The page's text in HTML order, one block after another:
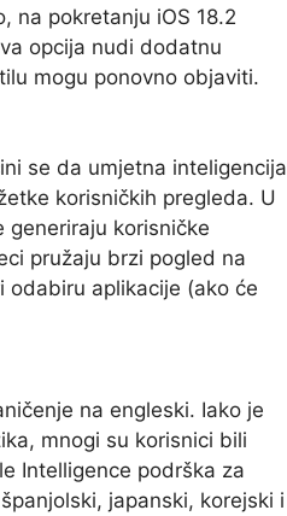
na pokretanju iOS 18.2
opcija nudi dodatnu
mogu ponovno objaviti.
se da umjetna inteligencija
korisničkih pregleda. U
generiraju korisničke
pružaju brzi pogled na
odabiru aplikacije (ako će
na engleski. Iako je
mnogi su korisnici bili
Intelligence podrška za
japanski, korejski i